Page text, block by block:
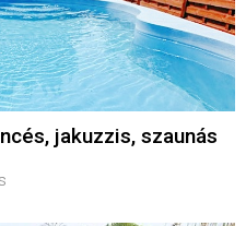
jakuzzis, szaunás